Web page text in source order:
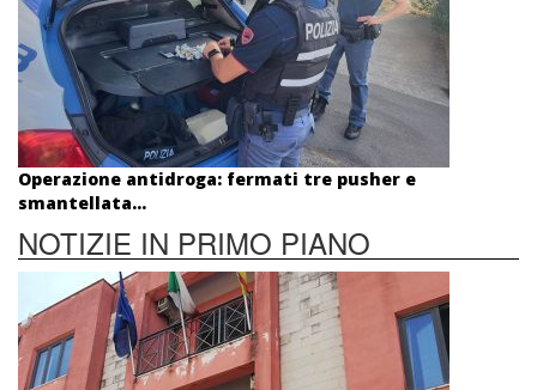
Operazione antidroga: fermati tre pusher e
smantellata...
NOTIZIE IN PRIMO PIANO